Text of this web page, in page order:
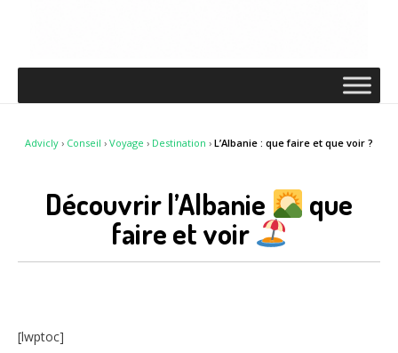
Advicly › Conseil › Voyage › Destination › L’Albanie : que faire et que voir ?
Découvrir l’Albanie
que
faire et voir
[lwptoc]